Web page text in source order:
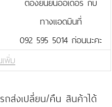
ทางแอดมินที่
092 595 5014 ก่อนนะคะ
พิ่ม
ส่งเปลี่ยน/คืน สินค้าได้